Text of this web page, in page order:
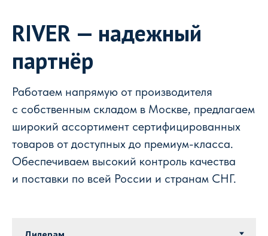
RIVER — надежный
партнёр
Работаем напрямую от производителя
с собственным складом в Москве, предлагаем
широкий ассортимент сертифицированных
товаров от доступных до премиум-класса.
Обеспечиваем высокий контроль качества
и поставки по всей России и странам СНГ.